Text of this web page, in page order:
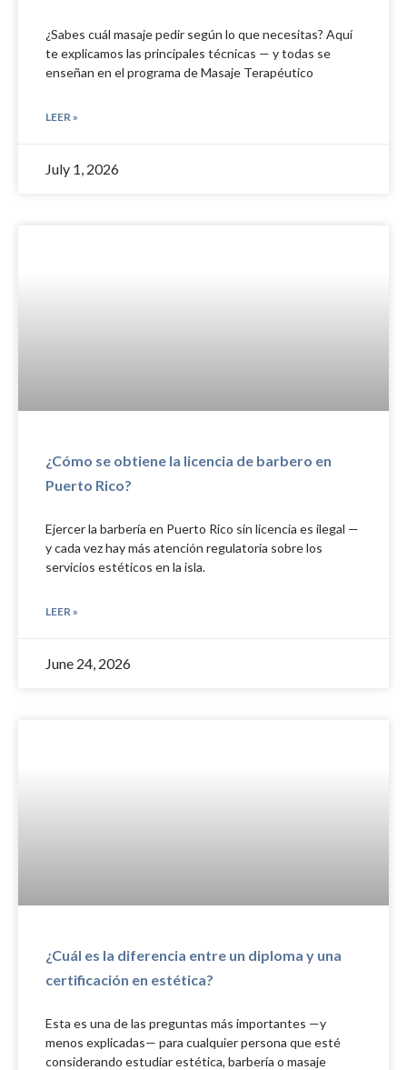
¿Sabes cuál masaje pedir según lo que necesitas? Aquí
te explicamos las principales técnicas — y todas se
enseñan en el programa de Masaje Terapéutico
LEER »
July 1, 2026
¿Cómo se obtiene la licencia de barbero en
Puerto Rico?
Ejercer la barbería en Puerto Rico sin licencia es ilegal —
y cada vez hay más atención regulatoria sobre los
servicios estéticos en la isla.
LEER »
June 24, 2026
¿Cuál es la diferencia entre un diploma y una
certificación en estética?
Esta es una de las preguntas más importantes —y
menos explicadas— para cualquier persona que esté
considerando estudiar estética, barbería o masaje